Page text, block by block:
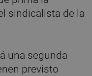
sindicalista de la
una segunda
previsto